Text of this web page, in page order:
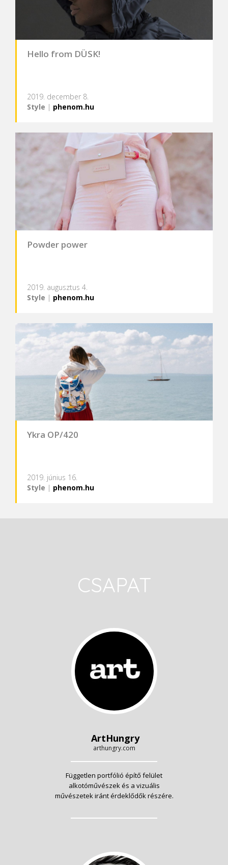
Hello from DÜSK!
2019. december 8.
Style | phenom.hu
Powder power
2019. augusztus 4.
Style | phenom.hu
Ykra OP/420
2019. június 16.
Style | phenom.hu
CSAPAT
ArtHungry
arthungry.com
Független portfólió építő felület
alkotóművészek és a vizuális
művészetek iránt érdeklődők részére.